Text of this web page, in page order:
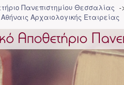
Πανεπιστημίου Θεσσαλίας
Αρχαιολογικής Εταιρείας